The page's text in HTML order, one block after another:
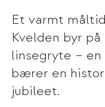
Et varmt
Kvelden byr
linsegryte –
bærer en
jubileet.